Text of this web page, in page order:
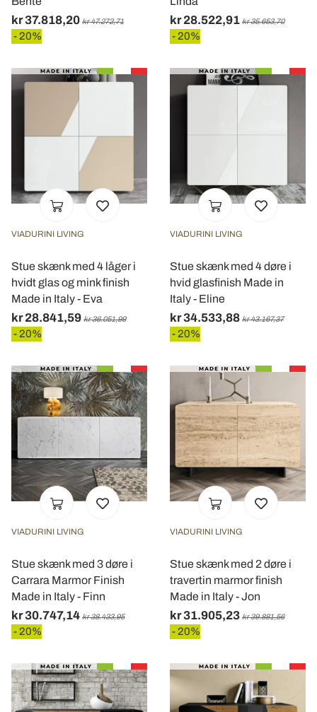
kr 37.818,20 kr 47.272,71
- 20%
kr 28.522,91 kr 35.653,70
- 20%
VIADURINI LIVING
Stue skænk med 4 låger i
hvidt glas og mink finish
Made in Italy - Eva
kr 28.841,59 kr 36.051,99
- 20%
VIADURINI LIVING
Stue skænk med 4 døre i
hvid glasfinish Made in
Italy - Eline
kr 34.533,88 kr 43.167,37
- 20%
VIADURINI LIVING
Stue skænk med 3 døre i
Carrara Marmor Finish
Made in Italy - Finn
kr 30.747,14 kr 38.433,95
- 20%
VIADURINI LIVING
Stue skænk med 2 døre i
travertin marmor finish
Made in Italy - Jon
kr 31.905,23 kr 39.881,56
- 20%